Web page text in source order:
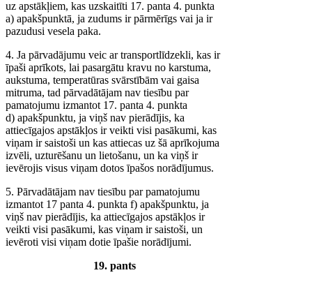
uz apstākļiem, kas uzskaitīti 17. panta 4. punkta
a) apakšpunktā, ja zudums ir pārmērīgs vai ja ir
pazudusi vesela paka.
4. Ja pārvadājumu veic ar transportlīdzekli, kas ir
īpaši aprīkots, lai pasargātu kravu no karstuma,
aukstuma, temperatūras svārstībām vai gaisa
mitruma, tad pārvadātājam nav tiesību par
pamatojumu izmantot 17. panta 4. punkta
d) apakšpunktu, ja viņš nav pierādījis, ka
attiecīgajos apstākļos ir veikti visi pasākumi, kas
viņam ir saistoši un kas attiecas uz šā aprīkojuma
izvēli, uzturēšanu un lietošanu, un ka viņš ir
ievērojis visus viņam dotos īpašos norādījumus.
5. Pārvadātājam nav tiesību par pamatojumu
izmantot 17 panta 4. punkta f) apakšpunktu, ja
viņš nav pierādījis, ka attiecīgajos apstākļos ir
veikti visi pasākumi, kas viņam ir saistoši, un
ievēroti visi viņam dotie īpašie norādījumi.
19. pants